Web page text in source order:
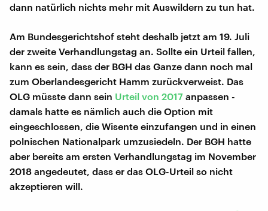
dann natürlich nichts mehr mit Auswildern zu tun hat.
Am Bundesgerichtshof steht deshalb jetzt am 19. Juli
der zweite Verhandlungstag an. Sollte ein Urteil fallen,
kann es sein, dass der BGH das Ganze dann noch mal
zum Oberlandesgericht Hamm zurückverweist. Das
OLG müsste dann sein Urteil von 2017 anpassen -
damals hatte es nämlich auch die Option mit
eingeschlossen, die Wisente einzufangen und in einen
polnischen Nationalpark umzusiedeln. Der BGH hatte
aber bereits am ersten Verhandlungstag im November
2018 angedeutet, dass er das OLG-Urteil so nicht
akzeptieren will.